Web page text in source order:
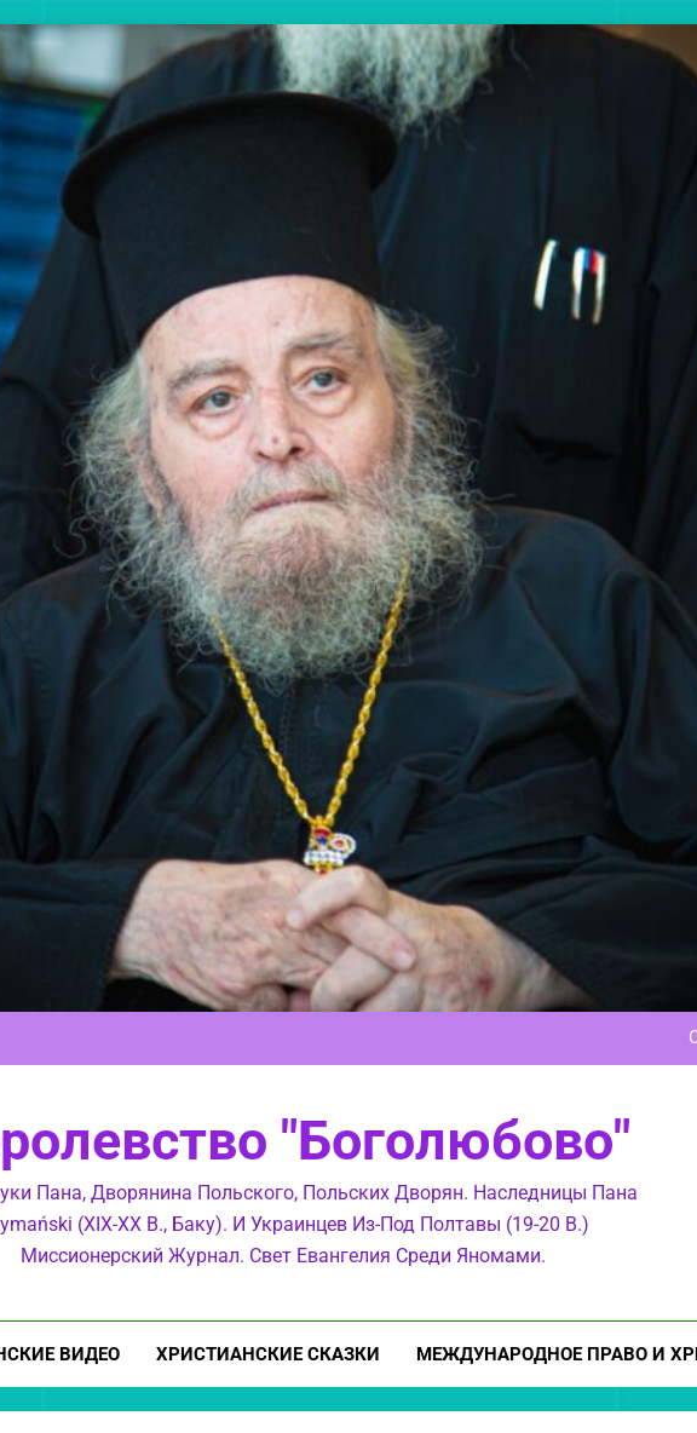
Обличение еретиков,
Обличение еретиков,
Моя колыбель и
"Боголюбово"
Пана, Дворянина Польского, Польских Дворян. Наследницы Пана
(XIX-XX В., Баку). И Украинцев Из-Под Полтавы (19-20 В.)
Миссионерский Журнал. Свет Евангелия Среди Яномами.
ВИДЕО ХРИСТИАНСКИЕ СКАЗКИ МЕЖДУНАРОДНОЕ ПРАВО И